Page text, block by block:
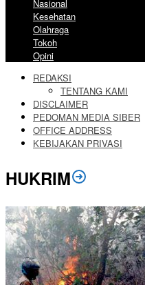
Nasional
Kesehatan
Olahraga
Tokoh
Opini
REDAKSI
TENTANG KAMI
DISCLAIMER
PEDOMAN MEDIA SIBER
OFFICE ADDRESS
KEBIJAKAN PRIVASI
HUKRIM